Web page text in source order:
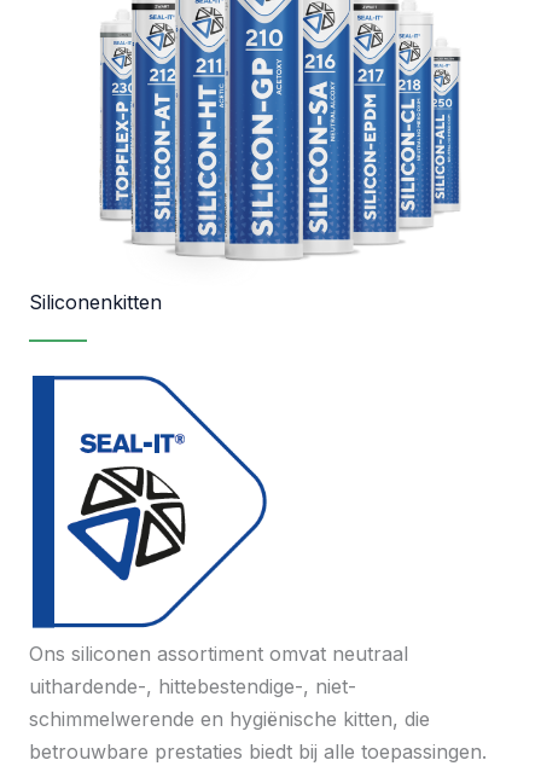
Siliconenkitten
Ons siliconen assortiment omvat neutraal
uithardende-, hittebestendige-, niet-
schimmelwerende en hygiënische kitten, die
betrouwbare prestaties biedt bij alle toepassingen.